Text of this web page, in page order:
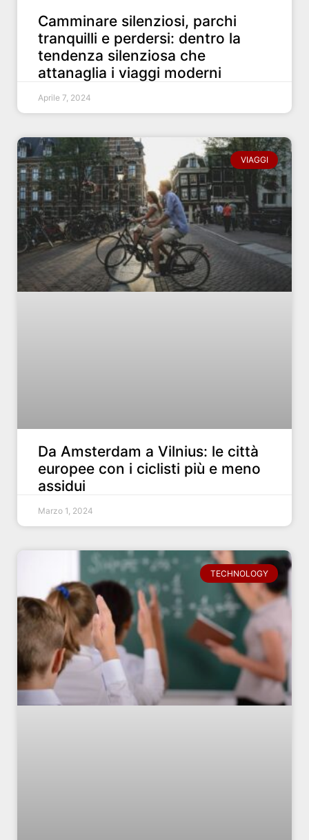
Camminare silenziosi, parchi
tranquilli e perdersi: dentro la
tendenza silenziosa che
attanaglia i viaggi moderni
Aprile 7, 2024
VIAGGI
Da Amsterdam a Vilnius: le città
europee con i ciclisti più e meno
assidui
Marzo 1, 2024
TECHNOLOGY